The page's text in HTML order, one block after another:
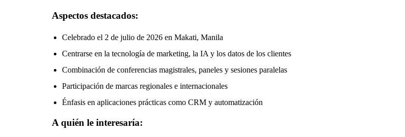
Aspectos destacados:
Celebrado el 2 de julio de 2026 en Makati, Manila
Centrarse en la tecnología de marketing, la IA y los datos de los clientes
Combinación de conferencias magistrales, paneles y sesiones paralelas
Participación de marcas regionales e internacionales
Énfasis en aplicaciones prácticas como CRM y automatización
A quién le interesaría: